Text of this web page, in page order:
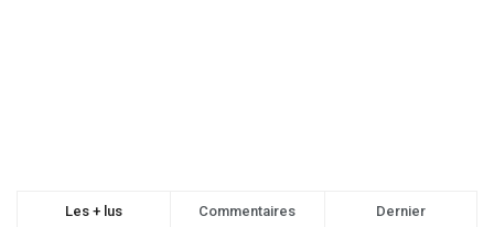
Les + lus Commentaires Dernier